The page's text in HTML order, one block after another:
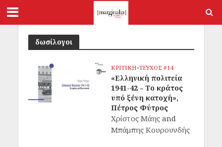
δωσίλογοι
ΚΡΙΤΙΚΗ•ΤΕΥΧΟΣ #14
«Ελληνική πολιτεία
1941-42 – Το κράτος
υπό ξένη κατοχή»,
Πέτρος Φύτρος
Χρίστος Μάης and
Μπάμπης Κουρουνδής